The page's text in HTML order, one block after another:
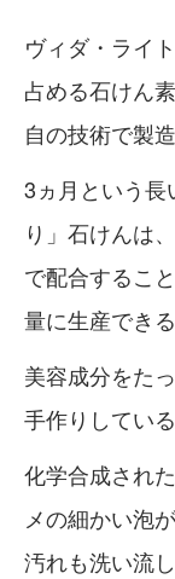
ヴィダ・ライ
占める石けん
自の技術で製
3ヵ月という長
り」石けんは
で配合するこ
量に生産でき
美容成分をた
手作りしてい
化学合成され
メの細かい泡
汚れも洗い流